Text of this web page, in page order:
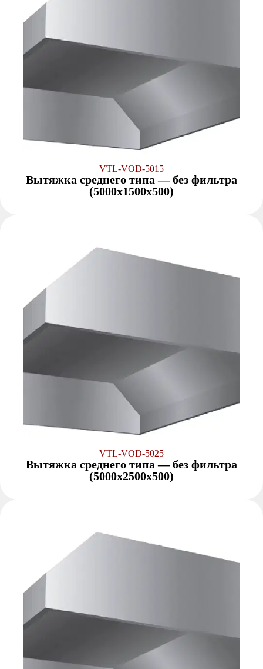
VTL-VOD-5015
Вытяжка среднего типа — без фильтра
(5000x1500x500)
VTL-VOD-5025
Вытяжка среднего типа — без фильтра
(5000x2500x500)